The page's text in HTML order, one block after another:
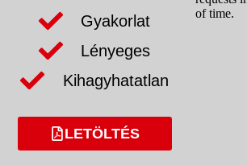
Gyakorlat
Lényeges
Kihagyhatatlan
LETÖLTÉS